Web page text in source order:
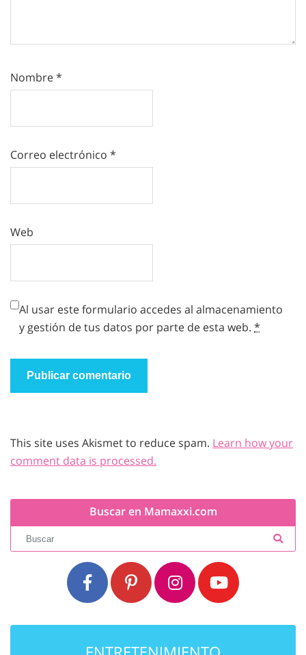
Nombre*
Correo electrónico *
Web
Al usar este formulario accedes al almacenamiento
y gestión de tus datos por parte de esta web. *
This site uses Akismet to reduce spam. Learn how your
comment data is processed.
Buscar en Mamaxxi.com